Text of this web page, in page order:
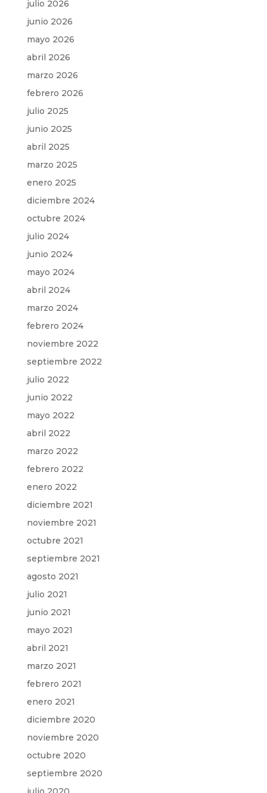
julio 2026
junio 2026
mayo 2026
abril 2026
marzo 2026
febrero 2026
julio 2025
junio 2025
abril 2025
marzo 2025
enero 2025
diciembre 2024
octubre 2024
julio 2024
junio 2024
mayo 2024
abril 2024
marzo 2024
febrero 2024
noviembre 2022
septiembre 2022
julio 2022
junio 2022
mayo 2022
abril 2022
marzo 2022
febrero 2022
enero 2022
diciembre 2021
noviembre 2021
octubre 2021
septiembre 2021
agosto 2021
julio 2021
junio 2021
mayo 2021
abril 2021
marzo 2021
febrero 2021
enero 2021
diciembre 2020
noviembre 2020
octubre 2020
septiembre 2020